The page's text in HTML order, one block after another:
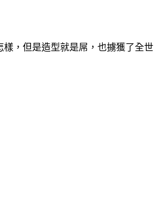
，但是造型就是屌，也擄獲了全世